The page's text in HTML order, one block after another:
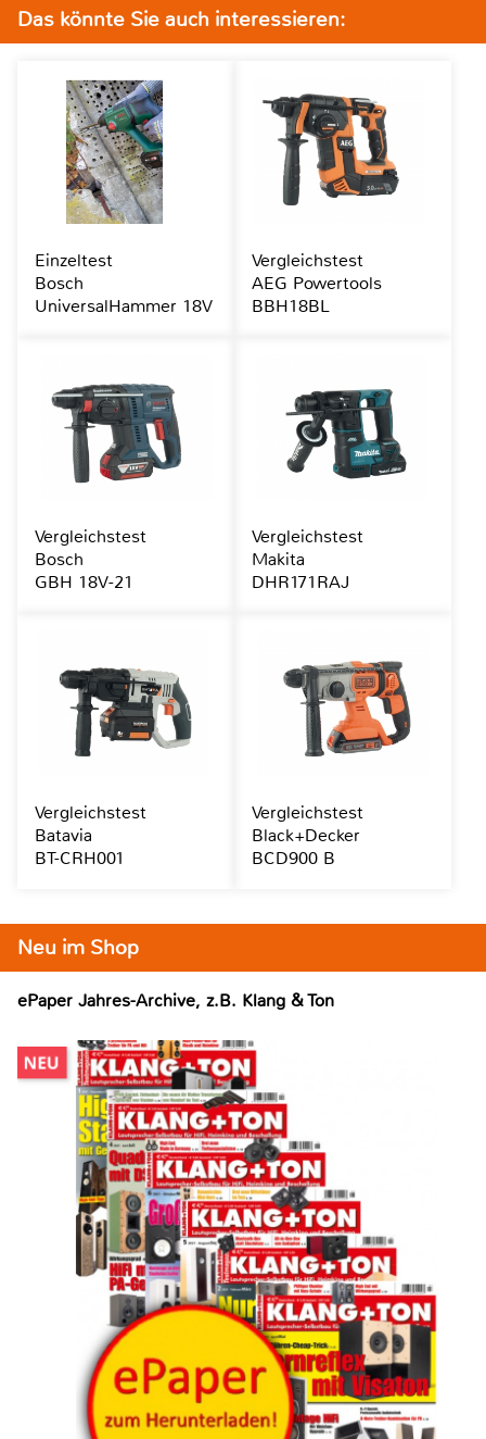
Neu im Shop
ePaper Jahres-Archive, z.B. Klang & Ton
Das könnte Sie auch interessieren:
Einzeltest
Bosch
UniversalHammer 18V
Vergleichstest
AEG Powertools
BBH18BL
Vergleichstest
Bosch
GBH 18V-21
Vergleichstest
Makita
DHR171RAJ
Vergleichstest
Batavia
BT-CRH001
Vergleichstest
Black+Decker
BCD900 B